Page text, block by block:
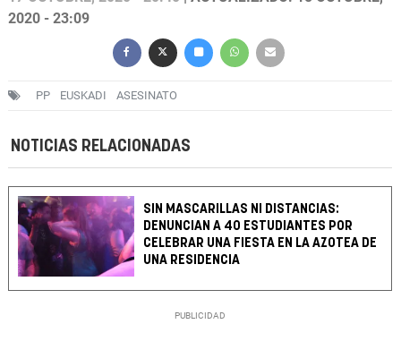
2020 - 23:09
PP EUSKADI ASESINATO
NOTICIAS RELACIONADAS
SIN MASCARILLAS NI DISTANCIAS:
DENUNCIAN A 40 ESTUDIANTES POR
CELEBRAR UNA FIESTA EN LA AZOTEA DE
UNA RESIDENCIA